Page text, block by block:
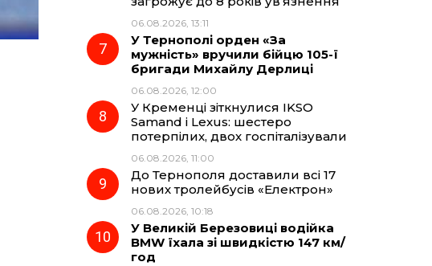
06.08.2026, 13:11
У Тернополі орден «За
мужність» вручили бійцю 105-ї
бригади Михайлу Дерлиці
06.08.2026, 12:00
У Кременці зіткнулися IKSO
Samand і Lexus: шестеро
потерпілих, двох госпіталізували
06.08.2026, 11:00
До Тернополя доставили всі 17
нових тролейбусів «Електрон»
06.08.2026, 10:18
У Великій Березовиці водійка
BMW їхала зі швидкістю 147 км/
год